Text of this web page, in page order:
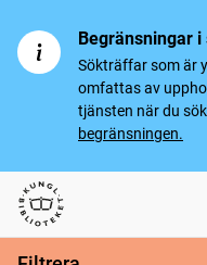
Begränsningar
Sökträffar som är
omfattas av
tjänsten när du
begränsningen.
Svenska tidningar